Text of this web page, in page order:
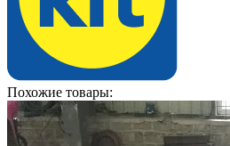
Похожие товары: